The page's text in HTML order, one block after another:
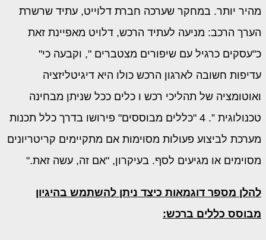
מהיר יותר. במחקר שערכה חברת דלוייט, עתיד שרשרת
הערך הרכב: מניעה לעתיד הרכש, דלויט מאפיינת זאת
כ"עסקים כרגיל עם שיפורים מצטברים ", וקבעה כי"
עדיפות חשובה לארגון הרכש כולו היא דיגיטליזציה
ואוטומציה של תהליכי רכש ו כלים ככל שניתן מבחינה
טכנולוגית ”. 4 "כללים מבוססים" פירושו בדרך כלל תכנות
מערכת לביצוע פעולות מסוימות אם מתקיימים קריטריונים
מסוימים או מגיעים לסף. בעיקרון, "אם זה, עשה זאת."
להלן מספר דוגמאות כיצד ניתן להשתמש בהיגיון
מבוסס כללים ברכש: